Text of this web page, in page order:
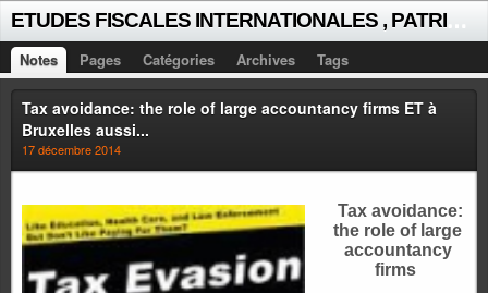
Notes Pages Catégories Archives Tags
Tax avoidance: the role of large accountancy firms ET à
Bruxelles aussi...
17 décembre 2014
Tax avoidance:
the role of large
accountancy
firms